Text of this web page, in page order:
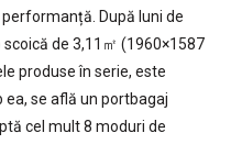
După luni de
de 3,11㎡ (1960×1587
produse în serie, este
se află un portbagaj
cel mult 8 moduri de